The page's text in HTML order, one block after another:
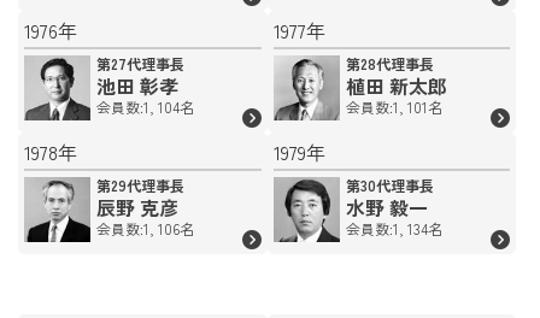
1976年
第27代理事長
池田 彰孝
会員数:1, 104名
1977年
第28代理事長
植田 新太郎
会員数:1, 101名
1978年
第29代理事長
辰野 克彦
会員数:1, 106名
1979年
第30代理事長
水野 毅一
会員数:1, 134名